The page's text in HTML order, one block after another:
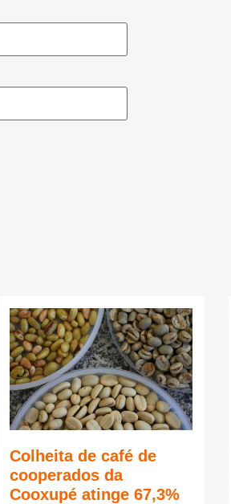
Colheita de café de
cooperados da
Cooxupé atinge 67,3%